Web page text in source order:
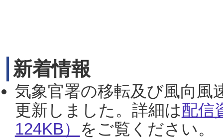
新着情報
気象官署の移転及び風向風
更新しました。詳細は配信
124KB） をご覧ください。